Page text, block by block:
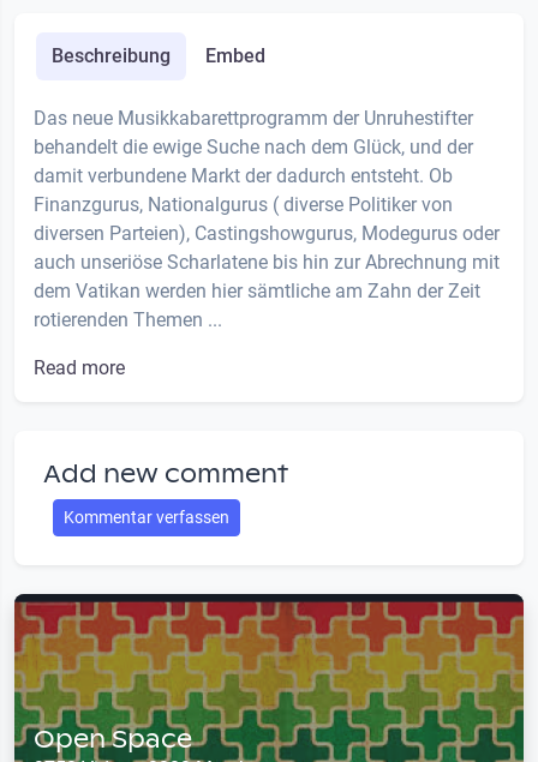
Beschreibung Embed
Das neue Musikkabarettprogramm der Unruhestifter
behandelt die ewige Suche nach dem Glück, und der
damit verbundene Markt der dadurch entsteht. Ob
Finanzgurus, Nationalgurus ( diverse Politiker von
diversen Parteien), Castingshowgurus, Modegurus oder
auch unseriöse Scharlatene bis hin zur Abrechnung mit
dem Vatikan werden hier sämtliche am Zahn der Zeit
rotierenden Themen ...
Read more
Add new comment
Kommentar verfassen
Open Space